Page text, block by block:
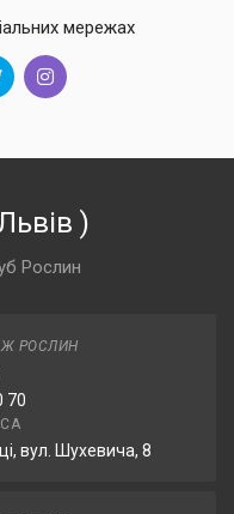
мережах
)
Рослин
РОСЛИН
70
вул. Шухевича, 8